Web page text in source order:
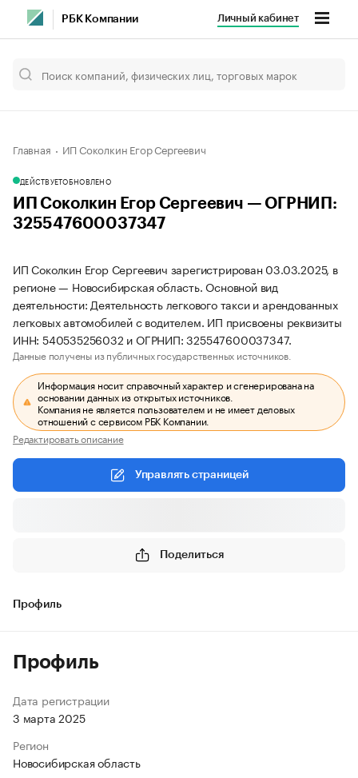
РБК Компании Личный кабинет
Главная ИП Соколкин Егор Сергеевич
ДЕЙСТВУЕТОБНОВЛЕНО
ИП Соколкин Егор Сергеевич — ОГРНИП:
325547600037347
ИП Соколкин Егор Сергеевич зарегистрирован 03.03.2025, в
регионе — Новосибирская область. Основной вид
деятельности: Деятельность легкового такси и арендованных
легковых автомобилей с водителем. ИП присвоены реквизиты
ИНН: 540535256032 и ОГРНИП: 325547600037347.
Данные получены из публичных государственных источников.
Информация носит справочный характер и сгенерирована на
основании данных из открытых источников.
Компания не является пользователем и не имеет деловых
отношений с сервисом РБК Компании.
Редактировать описание
Управлять страницей
Поделиться
Профиль
Профиль
Дата регистрации
3 марта 2025
Регион
Новосибирская область